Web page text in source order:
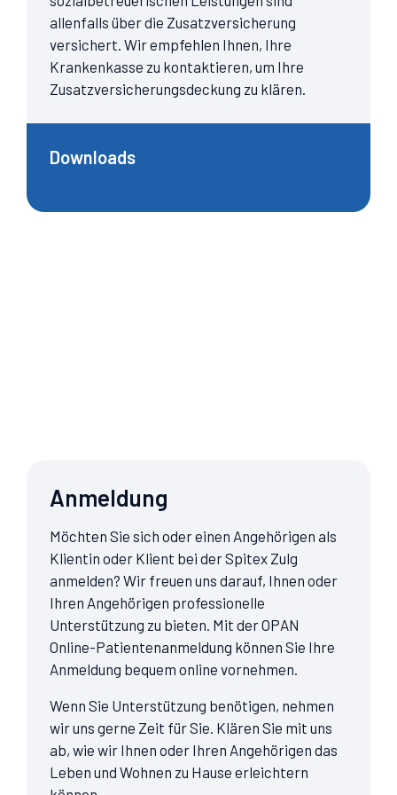
allenfalls über die Zusatzversicherung
versichert. Wir empfehlen Ihnen, Ihre
Krankenkasse zu kontaktieren, um Ihre
Zusatzversicherungs­deckung zu klären.
Downloads
Anmeldung
Möchten Sie sich oder einen Angehörigen als
Klientin oder Klient bei der Spitex Zulg
anmelden? Wir freuen uns darauf, Ihnen oder
Ihren Angehörigen professionelle
Unterstützung zu bieten. Mit der OPAN
Online-Patientenanmeldung können Sie Ihre
Anmeldung bequem online vornehmen.
Wenn Sie Unterstützung benötigen, nehmen
wir uns gerne Zeit für Sie. Klären Sie mit uns
ab, wie wir Ihnen oder Ihren Angehörigen das
Leben und Wohnen zu Hause erleichtern